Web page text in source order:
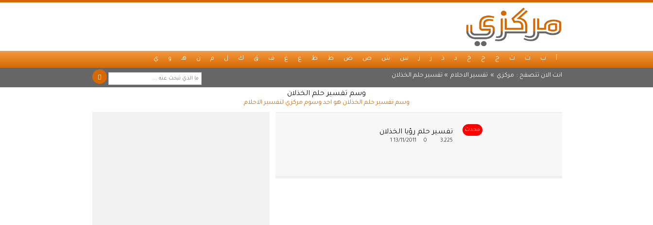
أ ب ت ث ج ح خ د ذ ر ز س ش ص ض ط ظ ع غ ف ق ك ل م ن هـ و ي
انت الان تتصفح : مركزي » تفسير الاحلام » تفسير حلم الخذلان
وسم تفسير حلم الخذلان
وسم تفسير حلم الخذلان هو احد وسوم مركزي لتفسير الاحلام
محدث تفسير حلم رؤيا الخذلان
3,225
13/11/2011
1